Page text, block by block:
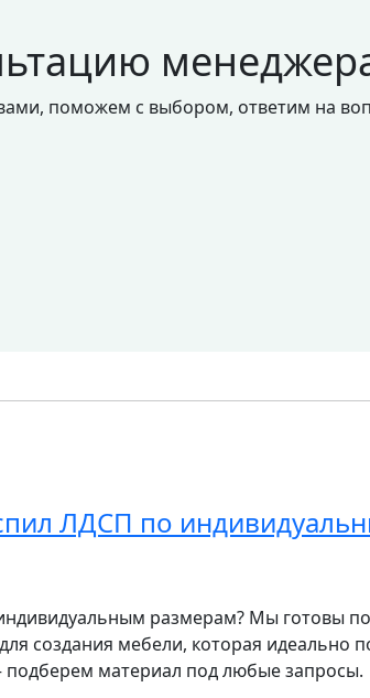
поможем с выбором, ответим на
ЛДСП по
размерам? Мы готовы
создания мебели, которая
материал под любые